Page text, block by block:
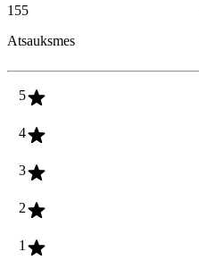
155
Atsauksmes
5
4
3
2
1